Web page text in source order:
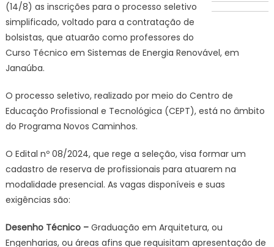
(14/8) as inscrições para o processo seletivo
simplificado, voltado para a contratação de
bolsistas, que atuarão como professores do
Curso Técnico em Sistemas de Energia Renovável, em
Janaúba.
O processo seletivo, realizado por meio do Centro de
Educação Profissional e Tecnológica (CEPT), está no âmbito
do Programa Novos Caminhos.
O Edital nº 08/2024, que rege a seleção, visa formar um
cadastro de reserva de profissionais para atuarem na
modalidade presencial. As vagas disponíveis e suas
exigências são:
Desenho Técnico – Graduação em Arquitetura, ou
Engenharias, ou áreas afins que requisitam apresentação de